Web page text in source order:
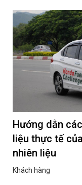
Hướng dẫn
liệu thực tế
nhiên liệu
Khách hàng